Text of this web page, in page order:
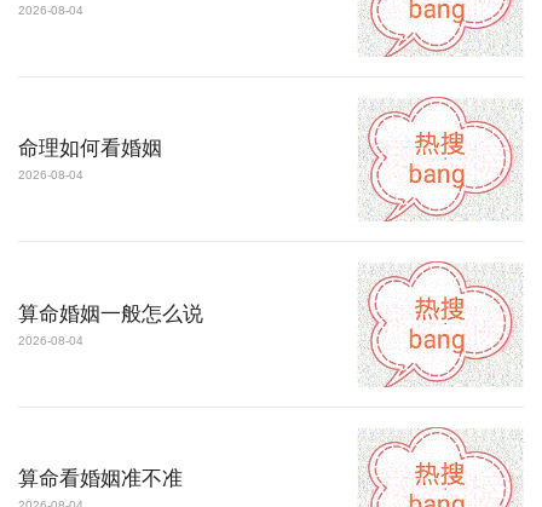
2026-08-04
命理如何看婚姻
2026-08-04
算命婚姻一般怎么说
2026-08-04
算命看婚姻准不准